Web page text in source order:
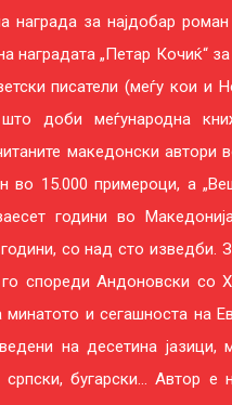
награда за најдобар
наградата „Петар Кочиќ“
писатели (меѓу кои и
доби меѓународна
македонски
во 15.000 примероци, а
години во
со над сто изведби.
спореди Андоновски со
и сегашноста на
на десетина
српски, бугарски… Автор